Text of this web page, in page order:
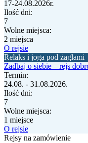
17-24.08.2026r.
Ilość dni:
7
Wolne miejsca:
2 miejsca
O rejsie
Relaks i joga pod żaglami
Zadbaj o siebie – rejs
Termin:
24.08. - 31.08.2026.
Ilość dni:
7
Wolne miejsca:
1 miejsce
O rejsie
Rejsy na zamówienie